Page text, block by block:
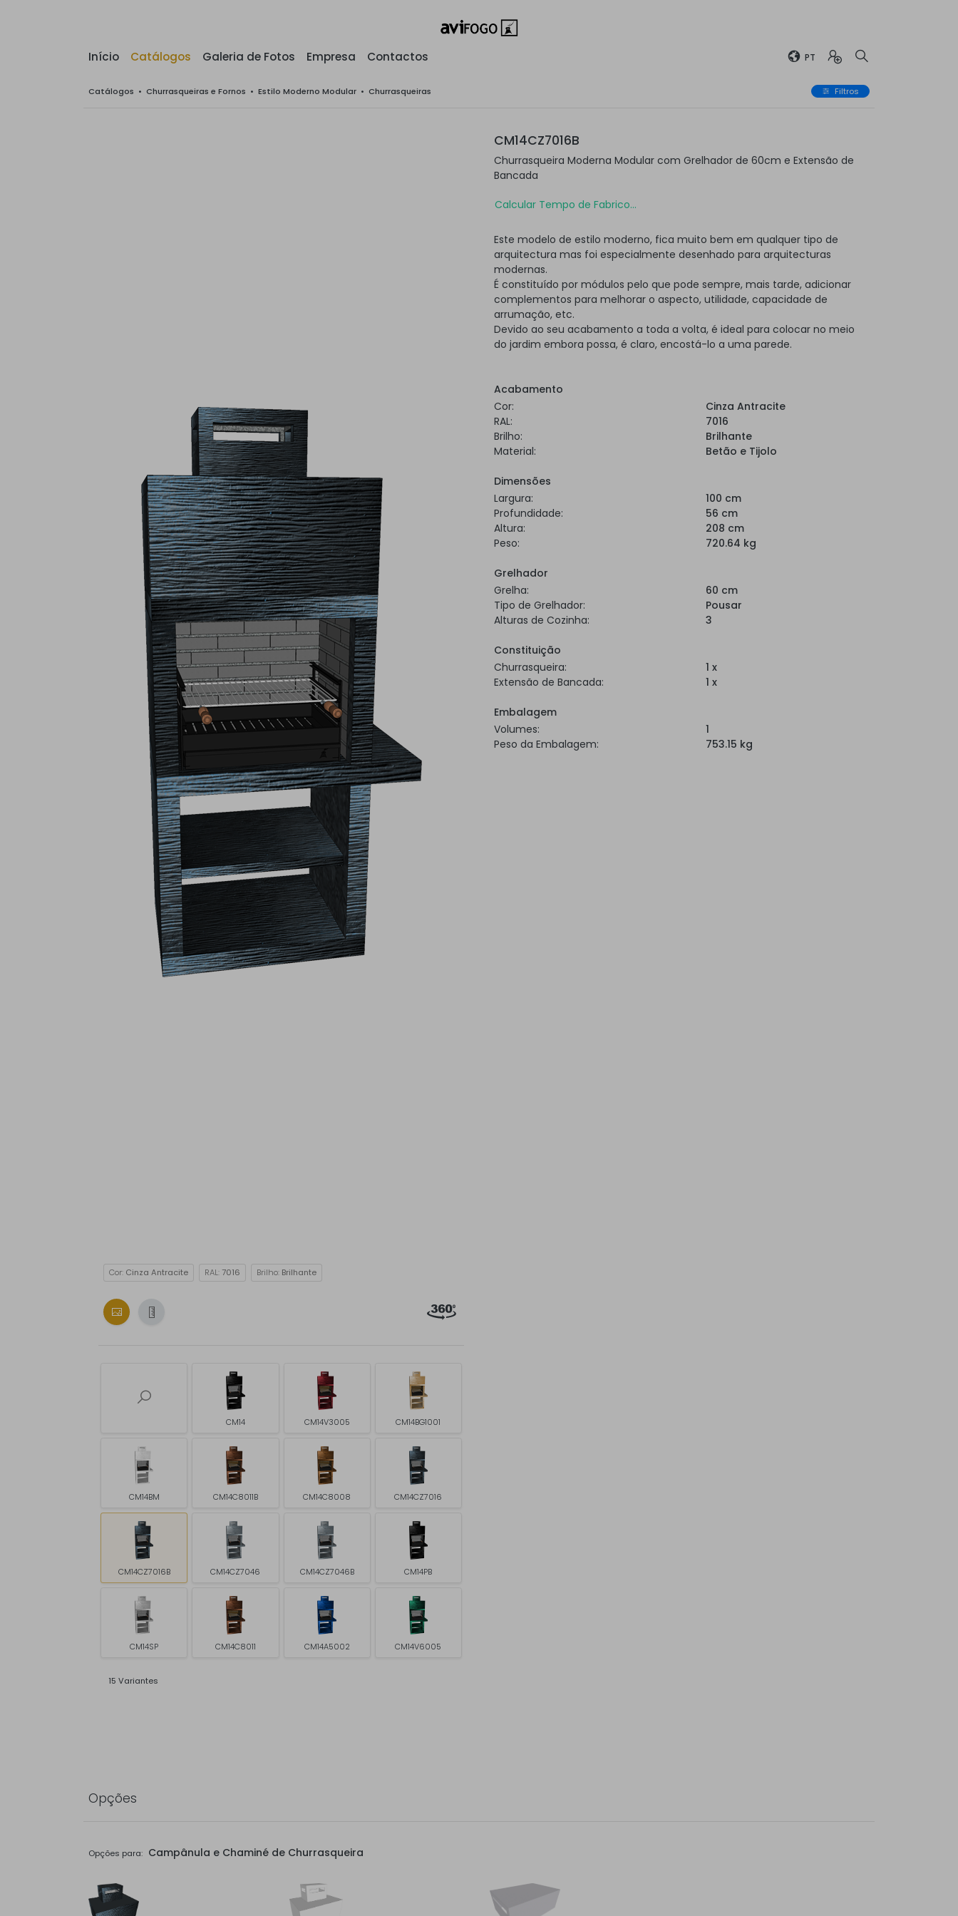
Início Catálogos Galeria de Fotos Empresa Contactos PT
Catálogos • Churrasqueiras e Fornos • Estilo Moderno Modular • Churrasqueiras Filtros
Cor: Cinza Antracite RAL:7016 Brilho: Brilhante
CM14 CM14V3005 CM14BG1001
CM14BM CM14C8011B CM14C8008 CM14CZ7016
CM14CZ7016B CM14CZ7046 CM14CZ7046B CM14PB
CM14SP CM14C8011 CM14A5002 CM14V6005
15 Variantes
CM14CZ7016B
Churrasqueira Moderna Modular com Grelhador de 60cm e Extensão de
Bancada
Calcular Tempo de Fabrico...
Este modelo de estilo moderno, fica muito bem em qualquer tipo de
arquitectura mas foi especialmente desenhado para arquitecturas
modernas.
É constituído por módulos pelo que pode sempre, mais tarde, adicionar
complementos para melhorar o aspecto, utilidade, capacidade de
arrumação, etc.
Devido ao seu acabamento a toda a volta, é ideal para colocar no meio
do jardim embora possa, é claro, encostá-lo a uma parede.
Acabamento
Cor:
Cinza Antracite
RAL:
7016
Brilho:
Brilhante
Material:
Betão e Tijolo
Dimensões
Largura:
100 cm
Profundidade:
56 cm
Altura:
208 cm
Peso:
720.64 kg
Grelhador
Grelha:
60 cm
Tipo de Grelhador:
Pousar
Alturas de Cozinha:
3
Constituição
Churrasqueira:
1 x
Extensão de Bancada:
1 x
Embalagem
Volumes:
1
Peso da Embalagem:
753.15 kg
Opções
Opções para: Campânula e Chaminé de Churrasqueira